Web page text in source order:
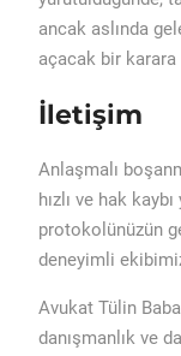
ancak aslında
açacak bir
İletişim
Anlaşmalı
hızlı ve hak
protokolünüzün
deneyimli
Avukat Tülin
danışmanlık ve